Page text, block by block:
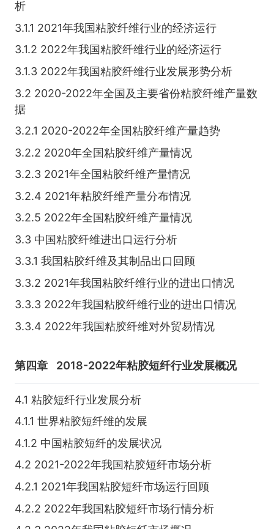
析
3.1.1 2021年我国粘胶纤维行业的经济运行
3.1.2 2022年我国粘胶纤维行业的经济运行
3.1.3 2022年我国粘胶纤维行业发展形势分析
3.2 2020-2022年全国及主要省份粘胶纤维产量数
据
3.2.1 2020-2022年全国粘胶纤维产量趋势
3.2.2 2020年全国粘胶纤维产量情况
3.2.3 2021年全国粘胶纤维产量情况
3.2.4 2021年粘胶纤维产量分布情况
3.2.5 2022年全国粘胶纤维产量情况
3.3 中国粘胶纤维进出口运行分析
3.3.1 我国粘胶纤维及其制品出口回顾
3.3.2 2021年我国粘胶纤维行业的进出口情况
3.3.3 2022年我国粘胶纤维行业的进出口情况
3.3.4 2022年我国粘胶纤维对外贸易情况
第四章 2018-2022年粘胶短纤行业发展概况
4.1 粘胶短纤行业发展分析
4.1.1 世界粘胶短纤维的发展
4.1.2 中国粘胶短纤的发展状况
4.2 2021-2022年我国粘胶短纤市场分析
4.2.1 2021年我国粘胶短纤市场运行回顾
4.2.2 2022年我国粘胶短纤市场行情分析